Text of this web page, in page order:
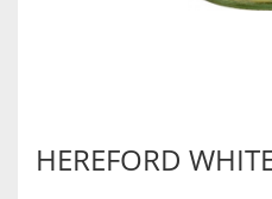
HEREFORD